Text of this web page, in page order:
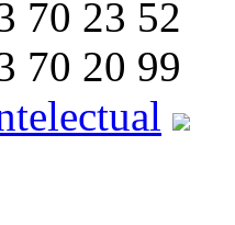
70 23 52
70 20 99